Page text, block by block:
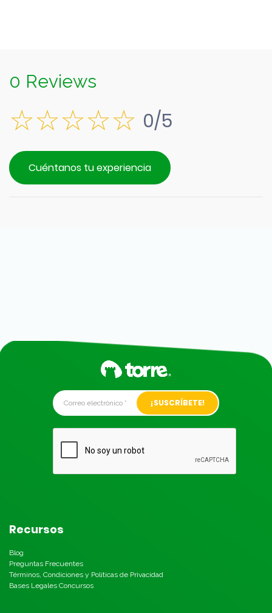
0 Reviews
0/5
Cuéntanos tu experiencia
Alternative:
Recursos
Blog
Preguntas Frecuentes
Términos, Condiciones y Políticas de Privacidad
Bases Legales Concursos